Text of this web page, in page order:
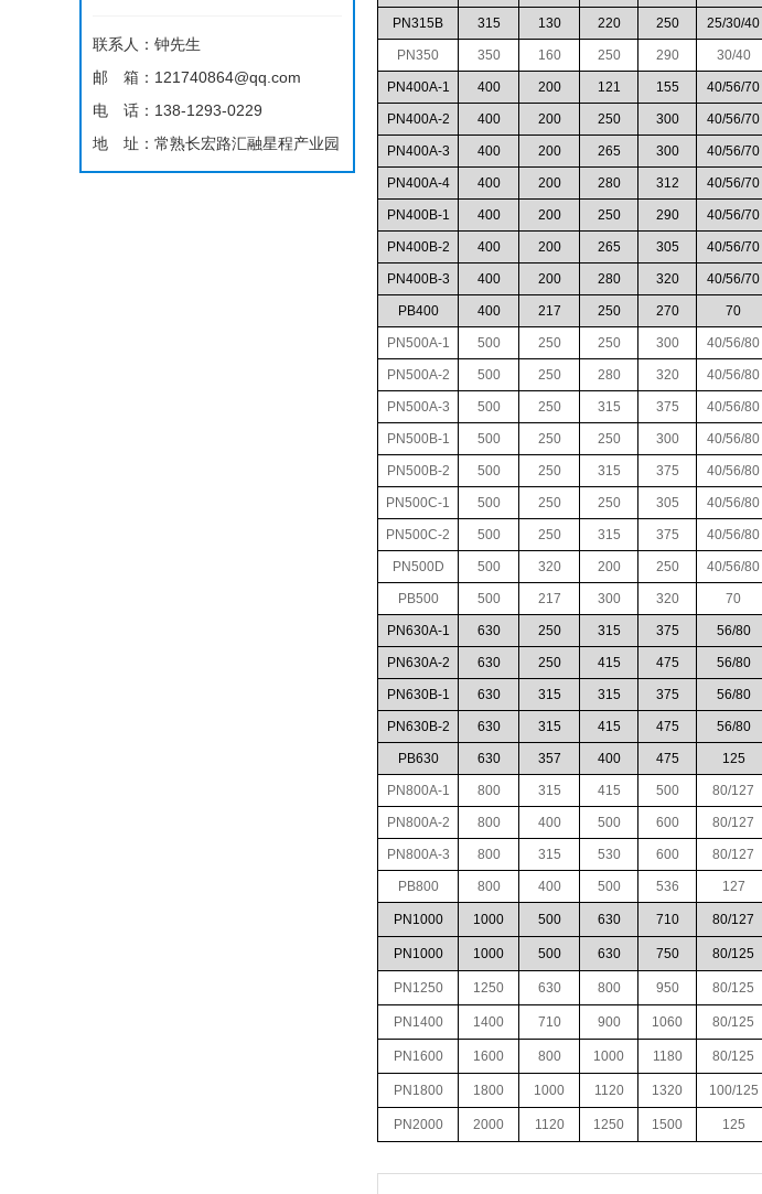
联系人：钟先生
邮 箱：121740864@qq.com
电 话：138-1293-0229
地 址：常熟长宏路汇融星程产业园
PN315B 315 130 220 250 25/30/40
PN350 350 160 250 290 30/40
PN400A-1 400 200 121 155 40/56/70
PN400A-2 400 200 250 300 40/56/70
PN400A-3 400 200 265 300 40/56/70
PN400A-4 400 200 280 312 40/56/70
PN400B-1 400 200 250 290 40/56/70
PN400B-2 400 200 265 305 40/56/70
PN400B-3 400 200 280 320 40/56/70
PB400 400 217 250 270 70
PN500A-1 500 250 250 300 40/56/80
PN500A-2 500 250 280 320 40/56/80
PN500A-3 500 250 315 375 40/56/80
PN500B-1 500 250 250 300 40/56/80
PN500B-2 500 250 315 375 40/56/80
PN500C-1 500 250 250 305 40/56/80
PN500C-2 500 250 315 375 40/56/80
PN500D 500 320 200 250 40/56/80
PB500 500 217 300 320 70
PN630A-1 630 250 315 375 56/80
PN630A-2 630 250 415 475 56/80
PN630B-1 630 315 315 375 56/80
PN630B-2 630 315 415 475 56/80
PB630 630 357 400 475 125
PN800A-1 800 315 415 500 80/127
PN800A-2 800 400 500 600 80/127
PN800A-3 800 315 530 600 80/127
PB800 800 400 500 536 127
PN1000 1000 500 630 710 80/127
PN1000 1000 500 630 750 80/125
PN1250 1250 630 800 950 80/125
PN1400 1400 710 900 1060 80/125
PN1600 1600 800 1000 1180 80/125
PN1800 1800 1000 1120 1320 100/125
PN2000 2000 1120 1250 1500 125